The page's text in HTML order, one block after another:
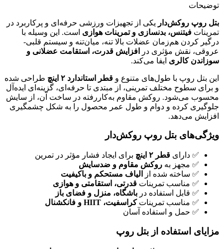
توضیحات
بتل روپ روکش‌دار یکی از تجهیزات ورزشی حرفه‌ای و پرکاربرد در
تمرینات فیتنس، بدنسازی و تمرینات هوازی است. این وسیله با
درگیر کردن هم‌زمان عضلات بالا تنه، میان‌تنه و سیستم قلبی-
عروقی، نقش مؤثری در
افزایش قدرت، استقامت عضلانی و
سوزاندن کالری ایفا می‌کند.
این بتل روپ با طول‌های متنوع و قطر استاندارد ۲ اینچ
طراحی شده
و برای سطوح مختلف تمرینی، از مبتدی تا حرفه‌ای، گزینه‌ای ایده‌آل
محسوب می‌شود. روکش مقاوم به‌کاررفته در ساخت آن، از سایش
جلوگیری کرده و دوام و طول عمر محصول را به شکل چشمگیری
افزایش می‌دهد.
ویژگی‌های بتل روپ روکش‌دار
✅ دارای قطر ۲ اینچ
برای ایجاد فشار مؤثر در تمرین
✅ مجهز به روکش مقاوم و ضدسایش
✅ ساخته شده از
الیاف مستحکم و باکیفیت
✅ مناسب تمرینات قدرتی، استقامتی و هوازی
✅ قابل استفاده در باشگاه، منزل و فضای باز
✅ مناسب تمریناتکراسفیت، HIIT و فانکشنال
✅ حمل و استفاده آسان
مزایای استفاده از بتل روپ